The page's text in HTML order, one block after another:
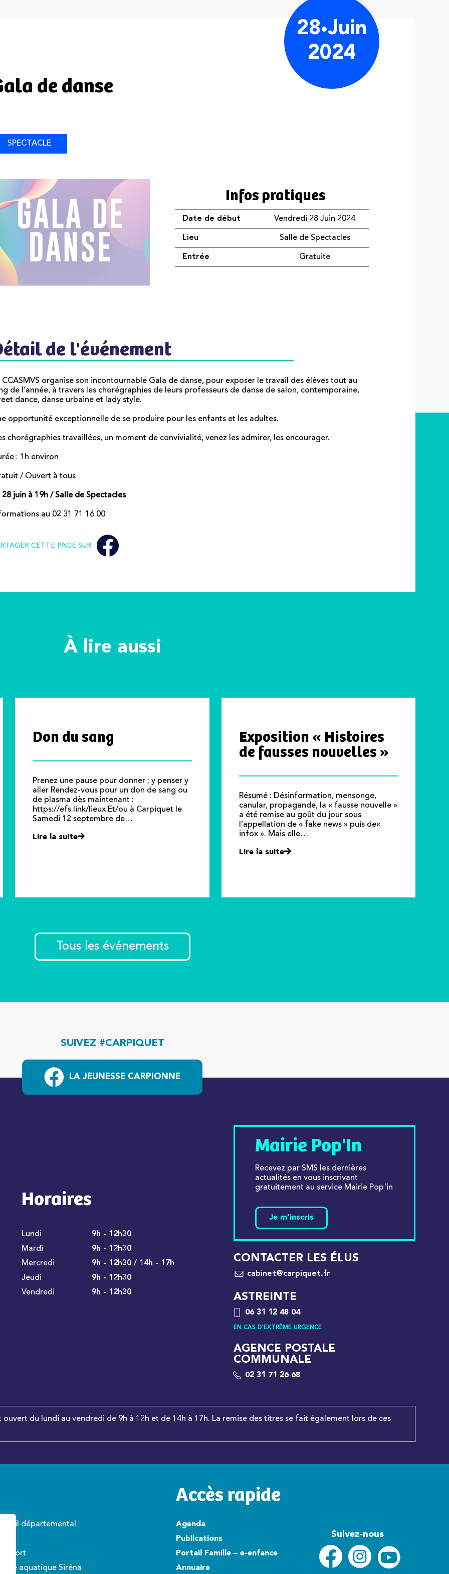
de danse
28 Juin
2024
SPECTACLE
Infos pratiques
Date de début Vendredi 28 Juin 2024
Lieu Salle de Spectacles
Entrée Gratuite
de l'événement
CCASMVS organise son incontournable Gala de danse, pour exposer le travail des élèves tout au
de l’année, à travers les chorégraphies de leurs professeurs de danse de salon, contemporaine,
dance, danse urbaine et lady style.
opportunité exceptionnelle de se produire pour les enfants et les adultes.
chorégraphies travaillées, un moment de convivialité, venez les admirer, les encourager.
: 1h environ
/ Ouvert à tous
28 juin à 19h / Salle de Spectacles
au 02 31 71 16 00
CETTE PAGE SUR
À lire aussi
Don du sang
Prenez une pause pour donner ; y penser y
aller Rendez-vous pour un don de sang ou
de plasma dès maintenant :
https://efs.link/lieux Et/ou à Carpiquet le
Samedi 12 septembre de…
Lire la suite
Exposition « Histoires
de fausses nouvelles »
Résumé : Désinformation, mensonge,
canular, propagande, la « fausse nouvelle »
a été remise au goût du jour sous
l’appellation de « fake news » puis de«
infox ». Mais elle…
Lire la suite
Tous les événements
SUIVEZ #CARPIQUET
LA JEUNESSE CARPIONNE
Horaires
Lundi
9h - 12h30
Mardi
9h - 12h30
Mercredi
9h - 12h30 / 14h - 17h
Jeudi
9h - 12h30
Vendredi
9h - 12h30
Mairie Pop'In
Recevez par SMS les dernières
actualités en vous inscrivant
gratuitement au service Mairie Pop'in
Je m'inscris
CONTACTER LES ÉLUS
cabinet@carpiquet.fr
ASTREINTE
06 31 12 48 04
EN CAS D'EXTRÊME URGENCE
AGENCE POSTALE
COMMUNALE
02 31 71 26 68
du lundi au vendredi de 9h à 12h et de 14h à 17h. La remise des titres se fait également lors de ces
départemental
aquatique Siréna
Accès rapide
Agenda
Publications
Portail Famille – e-enfance
Annuaire
Suivez-nous